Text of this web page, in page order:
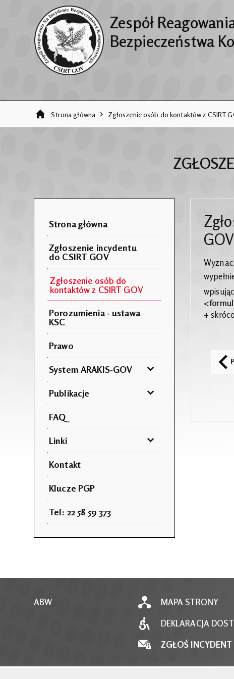
Zespół
Bezpieczeństwa
Strona główna Zgłoszenie osób do kontaktów z CSIRT
Strona główna
Zgłoszenie incydentu
do CSIRT GOV
Zgłoszenie osób do
kontaktów z CSIRT GOV
Porozumienia - ustawa
KSC
Prawo
System ARAKIS-GOV
Publikacje
FAQ
Linki
Kontakt
Klucze PGP
Tel: 22 58 59 373
GOV
<
+
ABW MAPA STRONY
DEKLARACJA
ZGŁOŚ INCYDENT